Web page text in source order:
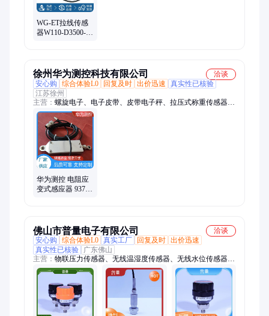
WG-ET拉线传感
器W110-D3500-
徐州华为测控科技有限公司
洽谈
安心购
综合体验L0 回复及时 出价迅速
真实性已核验
江苏徐州
主营： 螺旋电子、电子皮带、皮带电子秤、拉压式称重传感器、
配料计量秤、称重给煤机、称重给料机、电子皮带秤、称重显示
控制器、称重仪表、非标自动送煤机、给煤机配煤系统定制、耐
压式称重给煤机、皮带秤、给煤机
华为测控 电阻应
变式感应器 9370
佛山市普量电子有限公司
洽谈
安心购
综合体验L0 真实工厂 回复及时 出价迅速
真实性已核验
广东佛山
主营： 物联压力传感器、无线温湿度传感器、无线水位传感器、
无线压力传感器、物联温度传感器、压力变送器、液位变送器、